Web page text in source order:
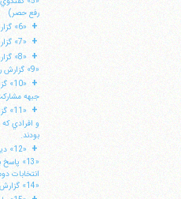
رفع حصر)
+ «6» گزارش رفع حصر (1)
+ «7» گزارش رفع حصر (2)
+ «8» گزارش رفع حصر (3)
«9» گزارش رفع حصر (4)
+
جبهه
+
و افرادي كه
بودند.
+ «12» ديدار اعضاي كميسيون حقوق بشر اسلامي
«13»
انتخابات
«14» گزارش رفع حصر (7)